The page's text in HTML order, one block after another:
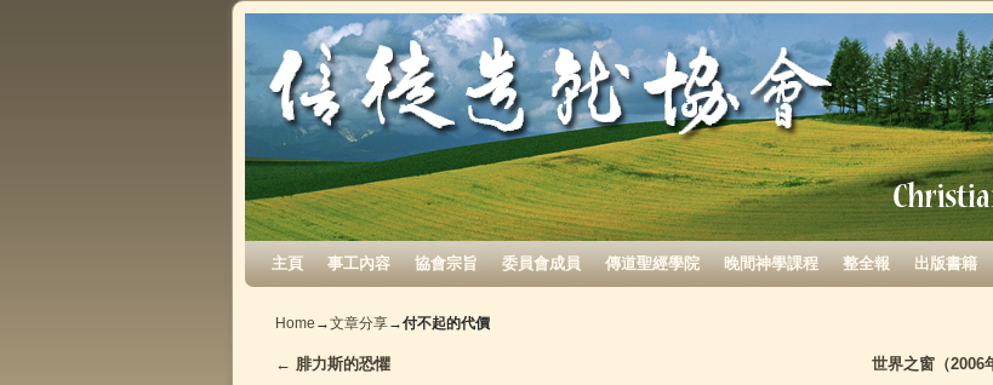
主頁 事工內容 協會宗旨 委員會成員 傳道聖經學院 晚間神學課程 整全報 出版書籍
Home →文章分享→付不起的代價
Post navigation
← 腓力斯的恐懼 世界之窗（2006